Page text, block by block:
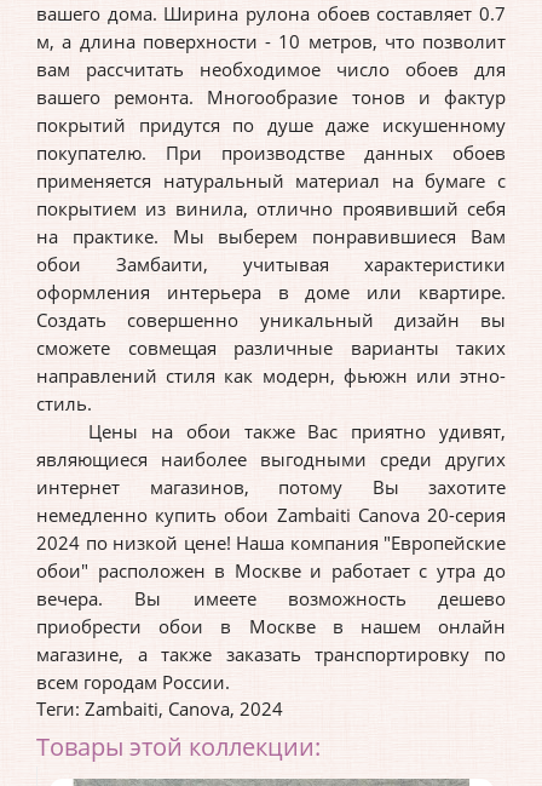
вашего дома. Ширина рулона обоев составляет 0.7
м, а длина поверхности - 10 метров, что позволит
вам рассчитать необходимое число обоев для
вашего ремонта. Многообразие тонов и фактур
покрытий придутся по душе даже искушенному
покупателю. При производстве данных обоев
применяется натуральный материал на бумаге с
покрытием из винила, отлично проявивший себя
на практике. Мы выберем понравившиеся Вам
обои Замбаити, учитывая характеристики
оформления интерьера в доме или квартире.
Создать совершенно уникальный дизайн вы
сможете совмещая различные варианты таких
направлений стиля как модерн, фьюжн или этно-
стиль.
Цены на обои также Вас приятно удивят,
являющиеся наиболее выгодными среди других
интернет магазинов, потому Вы захотите
немедленно купить обои Zambaiti Canova 20-серия
2024 по низкой цене! Наша компания "Европейские
обои" расположен в Москве и работает с утра до
вечера. Вы имеете возможность дешево
приобрести обои в Москве в нашем онлайн
магазине, а также заказать транспортировку по
всем городам России.
Теги: Zambaiti, Canova, 2024
Товары этой коллекции: